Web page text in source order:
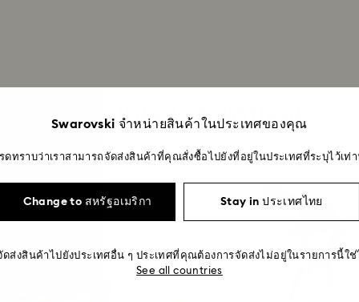
สินค้าแนะนำสำหรับคุณ
Swarovski จำหน่ายสินค้าในประเทศของคุณ
ดทราบว่าเราสามารถจัดส่งสินค้าที่คุณสั่งซื้อไปยังที่อยู่ในประเทศที่ระบุไว้เท่
Change to สหรัฐอเมริกา Stay in ประเทศไทย
ดส่งสินค้าไปยังประเทศอื่น ๆ ประเทศที่คุณต้องการจัดส่งไม่อยู่ในรายการนี้ใ
See all countries